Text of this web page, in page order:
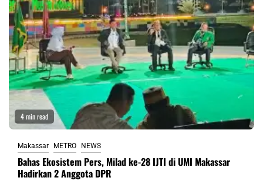
4 min read
Makassar METRO NEWS
Bahas Ekosistem Pers, Milad ke-28 IJTI di UMI Makassar
Hadirkan 2 Anggota DPR